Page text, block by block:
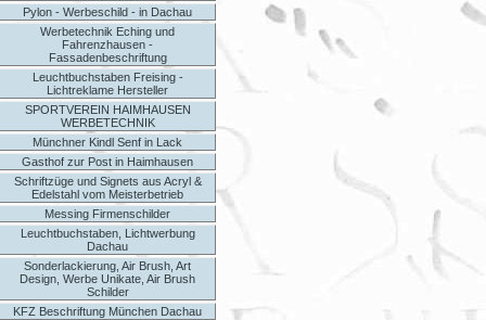
Pylon - Werbeschild - in Dachau
Werbetechnik Eching und
Fahrenzhausen -
Fassadenbeschriftung
Leuchtbuchstaben Freising -
Lichtreklame Hersteller
SPORTVEREIN HAIMHAUSEN
WERBETECHNIK
Münchner Kindl Senf in Lack
Gasthof zur Post in Haimhausen
Schriftzüge und Signets aus Acryl &
Edelstahl vom Meisterbetrieb
Messing Firmenschilder
Leuchtbuchstaben, Lichtwerbung
Dachau
Sonderlackierung, Air Brush, Art
Design, Werbe Unikate, Air Brush
Schilder
KFZ Beschriftung München Dachau